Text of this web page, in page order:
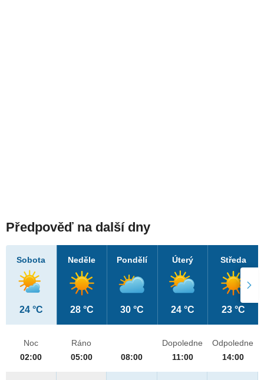
Předpověď na další dny
Sobota
24 °C
Neděle
28 °C
Pondělí
30 °C
Úterý
24 °C
Středa
23 °C
Noc
02:00
Ráno
05:00
08:00
Dopoledne
11:00
Odpoledne
14:00